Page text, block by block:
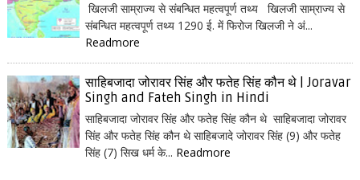
खिलजी साम्राज्य से संबन्धित महत्वपूर्ण तथ्य खिलजी साम्राज्य से
संबन्धित महत्वपूर्ण तथ्य 1290 ई. में फिरोज खिलजी ने अं...
Readmore
साहिबजादा जोरावर सिंह और फतेह सिंह कौन थे | Joravar
Singh and Fateh Singh in Hindi
साहिबजादा जोरावर सिंह और फतेह सिंह कौन थे साहिबजादा जोरावर
सिंह और फतेह सिंह कौन थे साहिबजादे जोरावर सिंह (9) और फतेह
सिंह (7) सिख धर्म के... Readmore